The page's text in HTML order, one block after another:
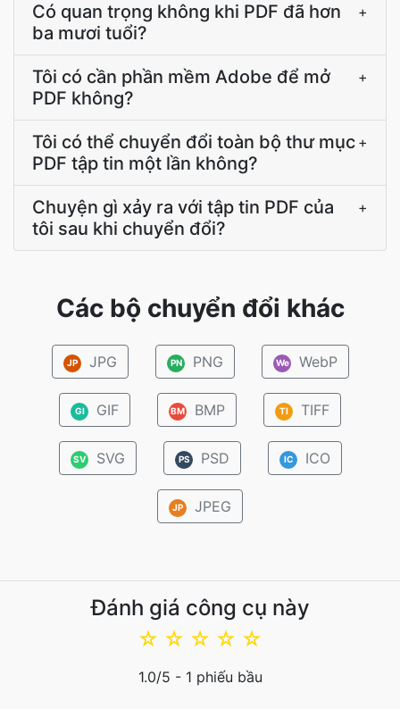
Có quan trọng không khi PDF đã hơn
ba mươi tuổi?
+
Tôi có cần phần mềm Adobe để mở
PDF không?
+
Tôi có thể chuyển đổi toàn bộ thư mục
PDF tập tin một lần không?
+
Chuyện gì xảy ra với tập tin PDF của
tôi sau khi chuyển đổi?
+
Các bộ chuyển đổi khác
JP JPG PN PNG We WebP
GI GIF BM BMP TI TIFF
SV SVG PS PSD IC ICO
JP JPEG
Đánh giá công cụ này
☆
☆
☆
☆
☆
1.0/5 - 1 phiếu bầu